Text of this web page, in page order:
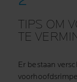
TIPS OM
TE
Er bestaan